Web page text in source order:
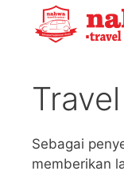
Sebagai
memberikan